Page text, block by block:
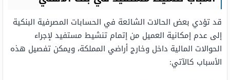
قد تؤدي بعض الحالات الشائعة في الحسابات المصرفية البنكية
إلى عدم إمكانية العميل من إتمام تنشيط مستفيد لإجراء
الحوالات المالية داخل وخارج أراضي المملكة، ويمكن تفصيل هذه
الأسباب كالآتي: